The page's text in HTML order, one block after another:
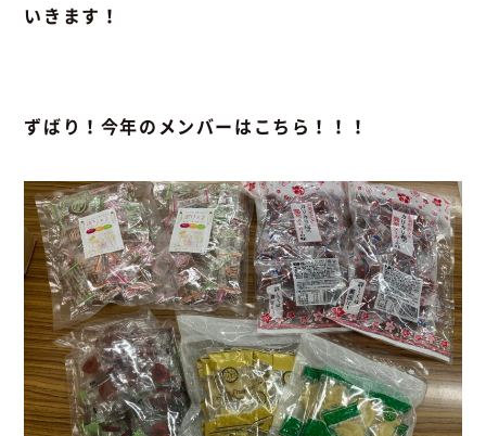
いきます！
ずばり！今年のメンバーはこちら！！！